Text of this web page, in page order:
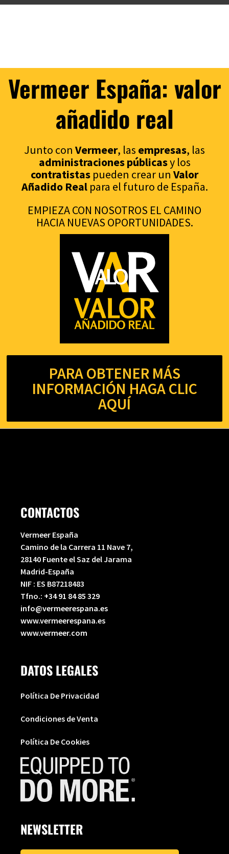
Vermeer España: valor
añadido real
Junto con Vermeer, las empresas, las
administraciones públicasy los
contratistas pueden crear un Valor
Añadido Realpara el futuro de España.
EMPIEZA CON NOSOTROS EL CAMINO
HACIA NUEVAS OPORTUNIDADES.
PARA OBTENER MÁS
INFORMACIÓN HAGA CLIC
AQUÍ
CONTACTOS
Vermeer España
Camino de la Carrera 11 Nave 7,
28140 Fuente el Saz del Jarama
Madrid-España
NIF : ES B87218483
Tfno.: +34 91 84 85 329
info@vermeerespana.es
www.vermeerespana.es
www.vermeer.com
DATOS LEGALES
Política De Privacidad
Condiciones de Venta
Política De Cookies
NEWSLETTER